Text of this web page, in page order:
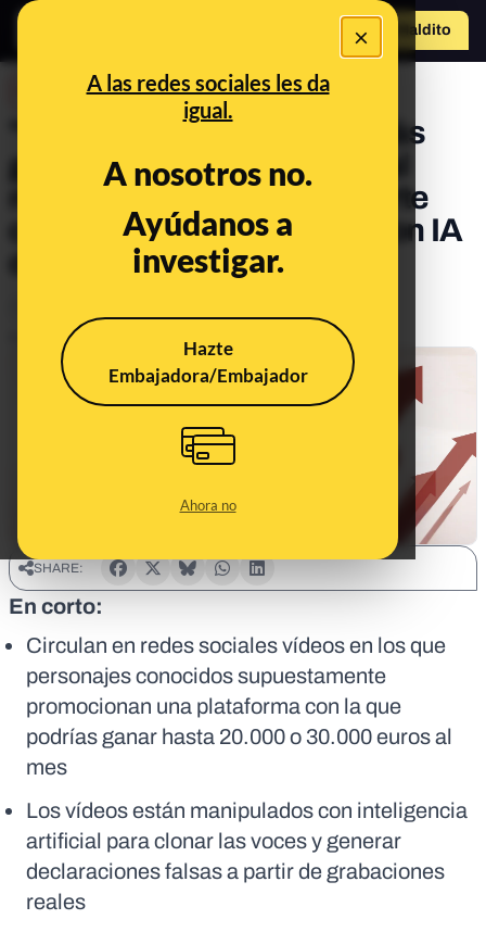
×
A las redes sociales les da
igual.
A nosotros no.
Ayúdanos a
investigar.
Hazte
Embajadora/Embajador
Ahora no
Hazte Maldito
"Con esta plataforma podrás
ganar hasta 30.000 euros al
mes": así intentan engañarte
con vídeos manipulados con IA
de políticos y famosos
Publicado el
SHARE:
En corto:
Circulan en redes sociales vídeos en los que
personajes conocidos supuestamente
promocionan una plataforma con la que
podrías ganar hasta 20.000 o 30.000 euros al
mes
Los vídeos están manipulados con inteligencia
artificial para clonar las voces y generar
declaraciones falsas a partir de grabaciones
reales